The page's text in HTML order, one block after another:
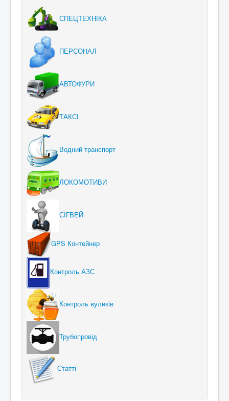
СПЕЦТЕХНІКА
ПЕРСОНАЛ
АВТОФУРИ
ТАКСІ
Водний транспорт
ЛОКОМОТИВИ
СІГВЕЙ
GPS Контейнер
Контроль АЗС
Контроль вуликів
Трубопровід
Статті